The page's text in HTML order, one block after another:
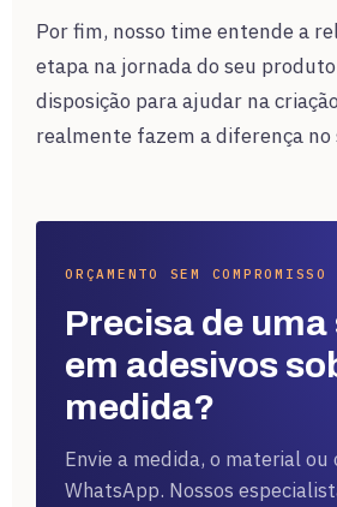
Por fim, nosso time entende a
etapa na jornada do seu
disposição para ajudar na
realmente fazem a diferença no
ORÇAMENTO SEM COMPROMISSO
Precisa de
em adesivos
medida?
Envie a medida, o material ou
WhatsApp. Nossos